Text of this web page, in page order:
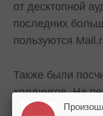
от десктопной
последних
пользуются
Также были
холдингов. На
со всеми